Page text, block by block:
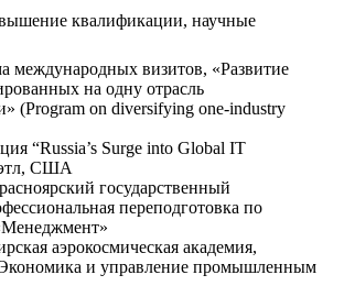
квалификации, научные
международных визитов, «Развитие
на одну отрасль
(Program on diversifying one-industry
“Russia’s Surge into Global IT
США
государственный
переподготовка по
аэрокосмическая академия,
и управление промышленным